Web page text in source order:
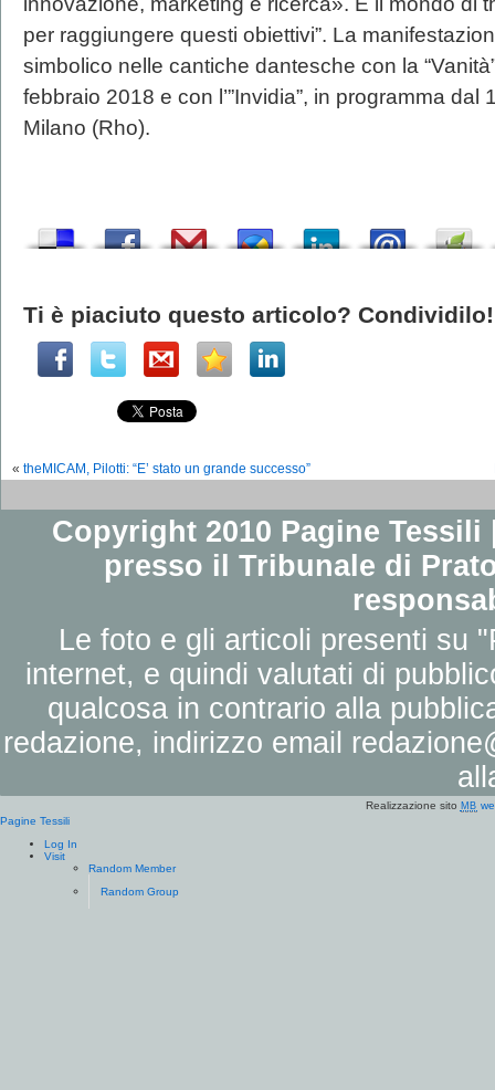
per raggiungere questi obiettivi”. La
simbolico nelle cantiche dantesche con la
febbraio 2018 e con l’”Invidia”, in programma
Milano (Rho).
Ti è piaciuto questo articolo? Condividilo!
« theMICAM, Pilotti: “E’ stato un grande successo”
Copyright 2010 Pagine
presso il Tribunale di
Le foto e gli articoli presenti su
internet, e quindi valutati di
qualcosa in contrario alla
redazione, indirizzo email
Realizzazione sito MB
Pagine Tessili
Log In
Visit
Random Member
Random Group